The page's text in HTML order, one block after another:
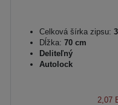
Celková šírka zipsu:
Dĺžka: 70 cm
Deliteľný
Autolock
2,07